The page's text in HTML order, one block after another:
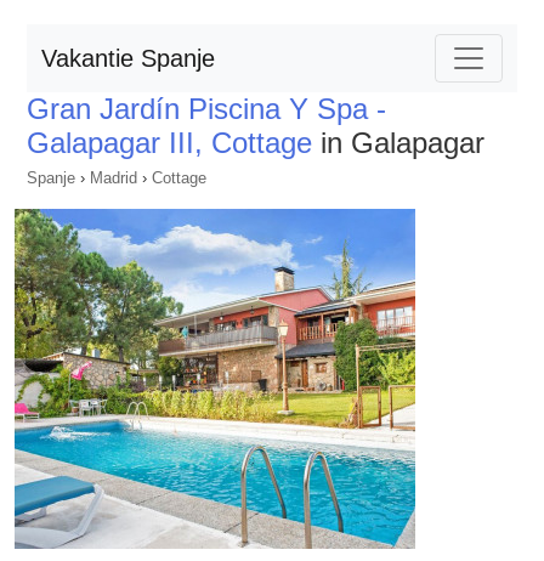
Vakantie Spanje
Gran Jardín Piscina Y Spa -
Galapagar III, Cottage in Galapagar
Spanje › Madrid › Cottage